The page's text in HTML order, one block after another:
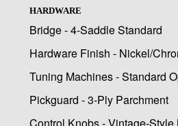
HARDWARE
Bridge - 4-Saddle Standard
Hardware Finish - Nickel/
Tuning Machines - Standard
Pickguard - 3-Ply Parchment